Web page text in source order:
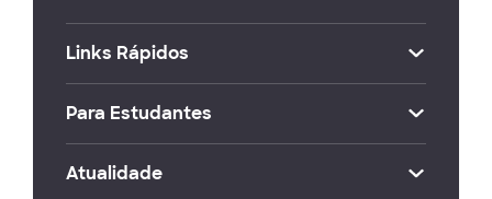
Links Rápidos
Para Estudantes
Atualidade